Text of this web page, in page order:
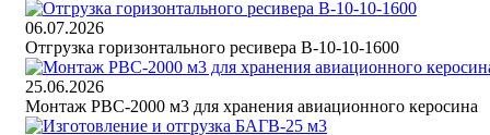
06.07.2026
Отгрузка горизонтального ресивера В-10-10-1600
25.06.2026
Монтаж РВС-2000 м3 для хранения авиационного керосина